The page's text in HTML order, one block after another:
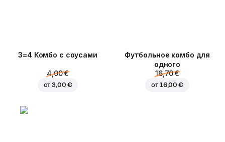
3=4 Комбо с соусами
4,00 €
от3,00 €
Футбольное комбо для
одного
16,70 €
от 16,00 €